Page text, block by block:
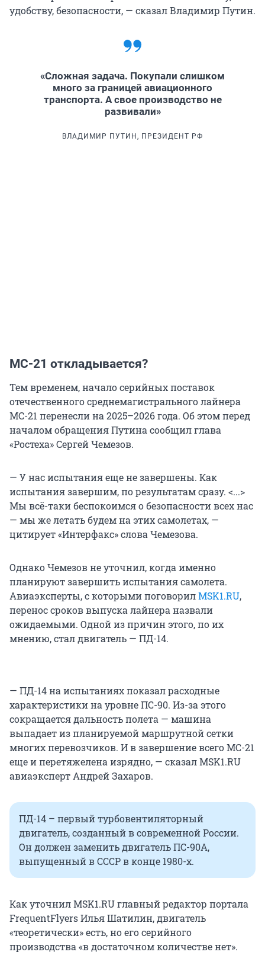
удобству, безопасности, — сказал Владимир Путин.
«Сложная задача. Покупали слишком
много за границей авиационного
транспорта. А свое производство не
развивали»
ВЛАДИМИР ПУТИН, ПРЕЗИДЕНТ РФ
MC-21 откладывается?
Тем временем, начало серийных поставок
отечественного среднемагистрального лайнера
MC-21 перенесли на 2025–2026 года. Об этом перед
началом обращения Путина сообщил глава
«Ростеха» Сергей Чемезов.
— У нас испытания еще не завершены. Как
испытания завершим, по результатам сразу. <...>
Мы всё-таки беспокоимся о безопасности всех нас
— мы же летать будем на этих самолетах, —
цитирует «Интерфакс» слова Чемезова.
Однако Чемезов не уточнил, когда именно
планируют завершить испытания самолета.
Авиаэксперты, с которыми поговорилMSK1.RU,
перенос сроков выпуска лайнера назвали
ожидаемыми. Одной из причин этого, по их
мнению, стал двигатель — ПД-14.
— ПД-14 на испытаниях показал расходные
характеристики на уровне ПС-90. Из-за этого
сокращается дальность полета — машина
выпадает из планируемой маршрутной сетки
многих перевозчиков. И в завершение всего MC-21
еще и перетяжелена изрядно, — сказал MSK1.RU
авиаэксперт Андрей Захаров.
ПД-14 – первый турбовентиляторный
двигатель, созданный в современной России.
Он должен заменить двигатель ПС-90А,
выпущенный в СССР в конце 1980-х.
Как уточнил MSK1.RU главный редактор портала
FrequentFlyers Илья Шатилин, двигатель
«теоретически» есть, но его серийного
производства «в достаточном количестве нет».